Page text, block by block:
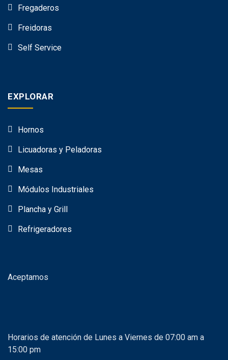
Fregaderos
Freidoras
Self Service
EXPLORAR
Hornos
Licuadoras y Peladoras
Mesas
Módulos Industriales
Plancha y Grill
Refrigeradores
Aceptamos
Horarios de atención de Lunes a Viernes de 07:00 am a
15:00 pm